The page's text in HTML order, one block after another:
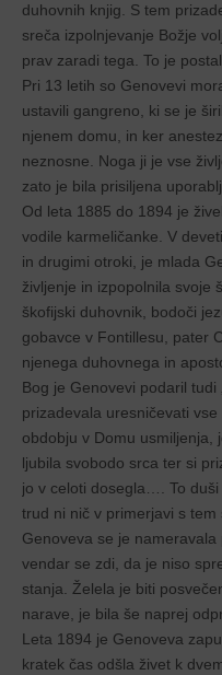
duhovnih knjig. S tem
sreča izpolnjevanje Božje
prav zaradi tega. To je
Pri 13 letih so Genovevi
ustavili gangreno, ki se je
njenem domu, in ker
neznosne. Noga ji je vse
zato je bila prisiljena
Od leta 1885 do 1894 je
vodile karmeličanke. V
in drugimi otroki, je mlada
življenje in izpopolnila svoje
škofijski duhovnik, bodoči
gobavce v Fontillesu, pater
njenega duhovnega in
Bog je Genovevi podaril tudi
prizadevala uresničevati
obdobju v Domu usmiljenja,
ljubila svobodo srca ter si
jo v celoti dosegla…. To
trud ni nič v primerjavi s tem
Genoveva se je nameravala
vendar se zdi, da je niso
stanja. Želela je biti
narave, je bila še naprej
Leta 1894 je Genoveva
kratek čas odšla živet k